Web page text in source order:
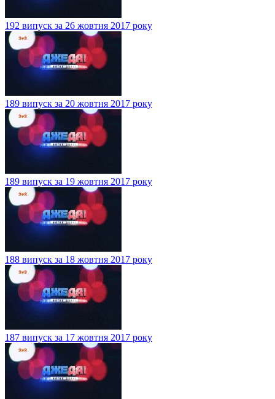
192 випуск за 26 жовтня 2017 року
189 випуск за 20 жовтня 2017 року
189 випуск за 19 жовтня 2017 року
188 випуск за 18 жовтня 2017 року
187 випуск за 17 жовтня 2017 року